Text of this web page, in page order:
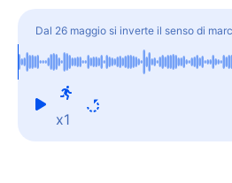
Dal 26 maggio si inverte il senso di
lavori tra Fondotoce e Feriolo
x1